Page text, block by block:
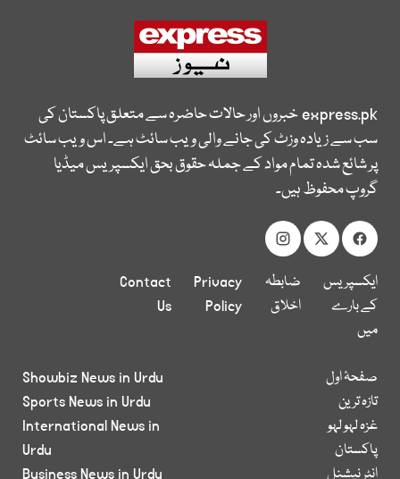
express.pkخبروں اور حالات حاضرہ سے متعلق پاکستان کی
سب سے زیادہ وزٹ کی جانے والی ویب سائٹ ہے۔ اس ویب سائٹ
پر شائع شدہ تمام مواد کے جملہ حقوق بحق ایکسپریس میڈیا
گروپ محفوظ ہیں۔
ایکسپریس
کے بارے
میں
ضابطہ
اخلاق
Privacy
Policy
Contact
Us
صفحۂ اول
تازہ ترین
غزہ لہو لہو
پاکستان
انٹر نیشنل
Showbiz News in Urdu
Sports News in Urdu
International News in
Urdu
Business News in Urdu